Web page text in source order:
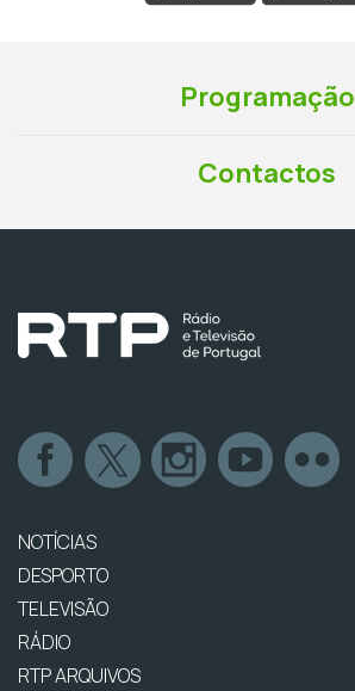
Programação
Contactos
NOTÍCIAS
DESPORTO
TELEVISÃO
RÁDIO
RTP ARQUIVOS